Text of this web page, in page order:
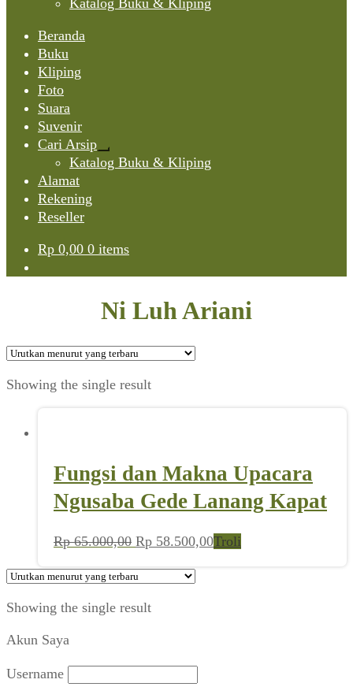
Katalog Buku & Kliping
Beranda
Buku
Kliping
Foto
Suara
Suvenir
Cari Arsip
Expand
child
Katalog Buku & Kliping
Alamat
Rekening
Reseller
Rp 0,00 0 items
Ni Luh Ariani
Showing the single result
Fungsi dan Makna Upacara
Ngusaba Gede Lanang Kapat
Rp65.000,00 Harga
adalah:
Rp 58.500,00Harga
Troli
Showing the single result
Akun Saya
Username